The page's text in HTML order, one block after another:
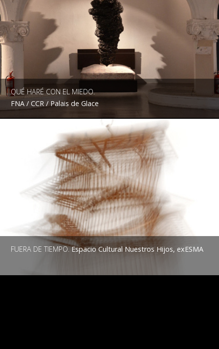
QUÉ HARÉ CON EL MIEDO.
FNA / CCR / Palais de Glace
FUERA DE TIEMPO.Espacio Cultural Nuestros Hijos, exESMA